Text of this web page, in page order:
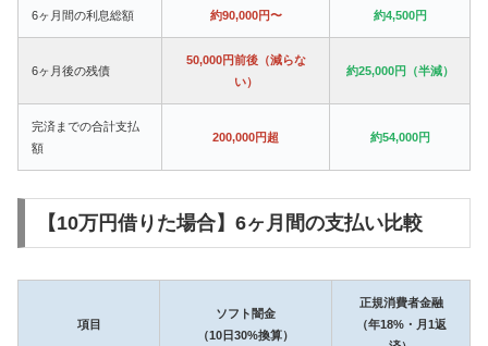
6ヶ月間の利息総額 約90,000円〜 約4,500円
6ヶ月後の残債
50,000円前後（減らな
い）
約25,000円（半減）
完済までの合計支払
額
200,000円超 約54,000円
【10万円借りた場合】6ヶ月間の支払い比較
項目
ソフト闇金
（10日30%換算）
正規消費者金融
（年18%・月1返